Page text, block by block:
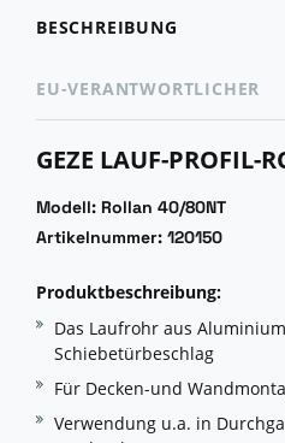
BESCHREIBUNG
EU-VERANTWORTLICHER
GEZE LAUF-PROFIL-
Modell: Rollan 40/80NT
Artikelnummer: 120150
Produktbeschreibung:
Das Laufrohr aus
Schiebetürbeschlag
Für Decken-und
Verwendung u.a. in